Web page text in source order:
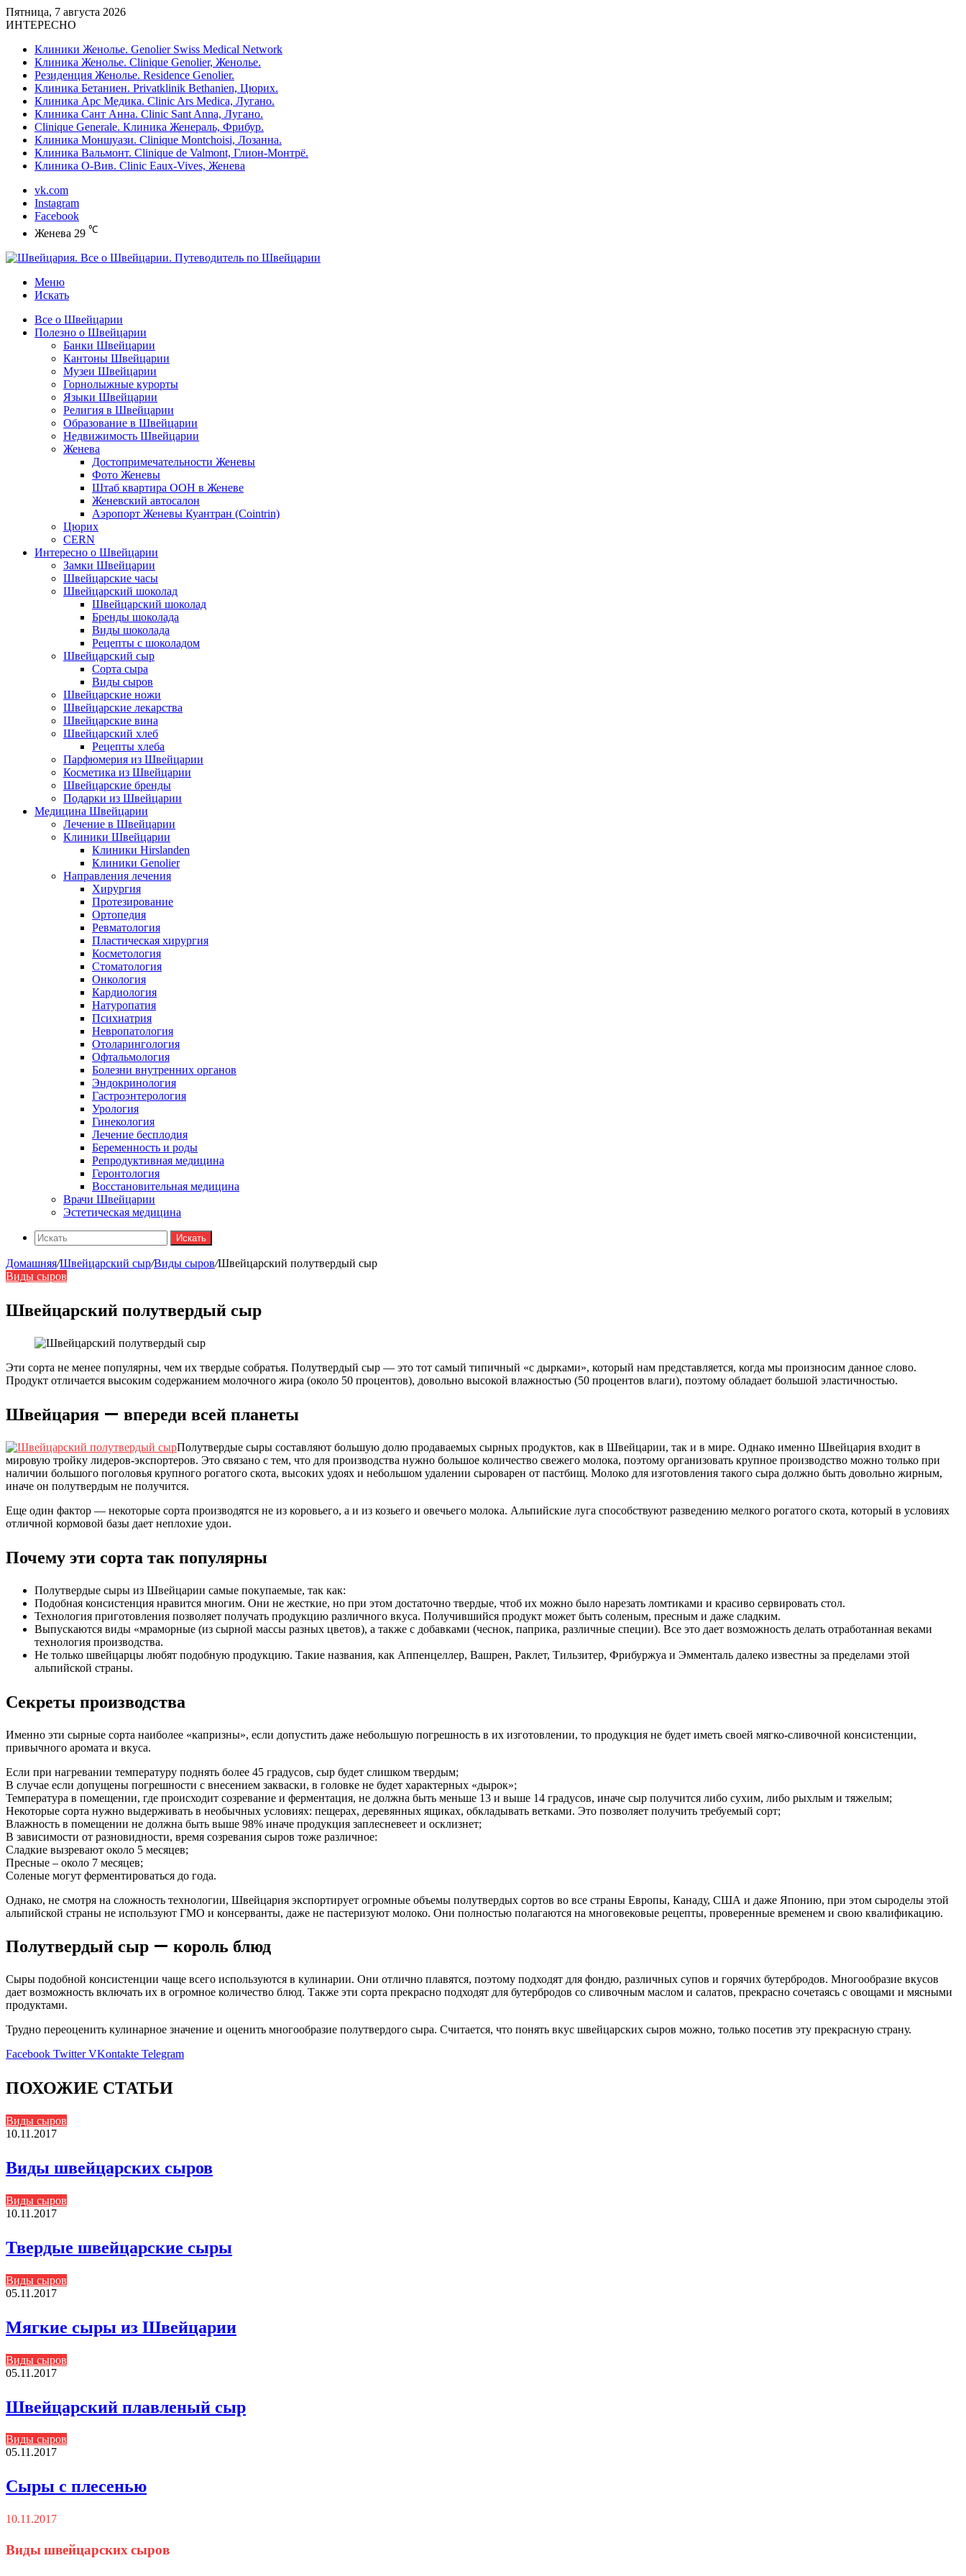
Пятница, 7 августа 2026
ИНТЕРЕСНО
Клиники Женолье. Genolier Swiss Medical Network
Клиника Женолье. Clinique Genolier, Женолье.
Резиденция Женолье. Residence Genolier.
Клиника Бетаниен. Privatklinik Bethanien, Цюрих.
Клиника Арс Медика. Clinic Ars Medica, Лугано.
Клиника Сант Анна. Clinic Sant Anna, Лугано.
Clinique Generale. Клиника Женераль, Фрибур.
Клиника Моншуази. Clinique Montchoisi, Лозанна.
Клиника Вальмонт. Clinique de Valmont, Глион-Монтрё.
Клиника О-Вив. Clinic Eaux-Vives, Женева
vk.com
Instagram
Facebook
Женева 29 ℃
Меню
Искать
Все о Швейцарии
Полезно о Швейцарии
Банки Швейцарии
Кантоны Швейцарии
Музеи Швейцарии
Горнолыжные курорты
Языки Швейцарии
Религия в Швейцарии
Образование в Швейцарии
Недвижимость Швейцарии
Женева
Достопримечательности Женевы
Фото Женевы
Штаб квартира ООН в Женеве
Женевский автосалон
Аэропорт Женевы Куантран (Cointrin)
Цюрих
CERN
Интересно о Швейцарии
Замки Швейцарии
Швейцарские часы
Швейцарский шоколад
Швейцарский шоколад
Бренды шоколада
Виды шоколада
Рецепты с шоколадом
Швейцарский сыр
Сорта сыра
Виды сыров
Швейцарские ножи
Швейцарские лекарства
Швейцарские вина
Швейцарский хлеб
Рецепты хлеба
Парфюмерия из Швейцарии
Косметика из Швейцарии
Швейцарские бренды
Подарки из Швейцарии
Медицина Швейцарии
Лечение в Швейцарии
Клиники Швейцарии
Клиники Hirslanden
Клиники Genolier
Направления лечения
Хирургия
Протезирование
Ортопедия
Ревматология
Пластическая хирургия
Косметология
Стоматология
Онкология
Кардиология
Натуропатия
Психиатрия
Невропатология
Отоларингология
Офтальмология
Болезни внутренних органов
Эндокринология
Гастроэнтерология
Урология
Гинекология
Лечение бесплодия
Беременность и роды
Репродуктивная медицина
Геронтология
Восстановительная медицина
Врачи Швейцарии
Эстетическая медицина
Искать
Домашняя/Швейцарский сыр/Виды сыров/Швейцарский полутвердый сыр
Виды сыров
Швейцарский полутвердый сыр
Эти сорта не менее популярны, чем их твердые собратья. Полутвердый сыр — это тот самый типичный «с дырками», который нам представляется, когда мы произносим данное слово.
Продукт отличается высоким содержанием молочного жира (около 50 процентов), довольно высокой влажностью (50 процентов влаги), поэтому обладает большой эластичностью.
Швейцария — впереди всей планеты
Полутвердые сыры составляют большую долю продаваемых сырных продуктов, как в Швейцарии, так и в мире. Однако именно Швейцария входит в
мировую тройку лидеров-экспортеров. Это связано с тем, что для производства нужно большое количество свежего молока, поэтому организовать крупное производство можно только при
наличии большого поголовья крупного рогатого скота, высоких удоях и небольшом удалении сыроварен от пастбищ. Молоко для изготовления такого сыра должно быть довольно жирным,
иначе он полутвердым не получится.
Еще один фактор — некоторые сорта производятся не из коровьего, а и из козьего и овечьего молока. Альпийские луга способствуют разведению мелкого рогатого скота, который в условиях
отличной кормовой базы дает неплохие удои.
Почему эти сорта так популярны
Полутвердые сыры из Швейцарии самые покупаемые, так как:
Подобная консистенция нравится многим. Они не жесткие, но при этом достаточно твердые, чтоб их можно было нарезать ломтиками и красиво сервировать стол.
Технология приготовления позволяет получать продукцию различного вкуса. Получившийся продукт может быть соленым, пресным и даже сладким.
Выпускаются виды «мраморные (из сырной массы разных цветов), а также с добавками (чеснок, паприка, различные специи). Все это дает возможность делать отработанная веками
технология производства.
Не только швейцарцы любят подобную продукцию. Такие названия, как Аппенцеллер, Вашрен, Раклет, Тильзитер, Фрибуржуа и Эмменталь далеко известны за пределами этой
альпийской страны.
Секреты производства
Именно эти сырные сорта наиболее «капризны», если допустить даже небольшую погрешность в их изготовлении, то продукция не будет иметь своей мягко-сливочной консистенции,
привычного аромата и вкуса.
Если при нагревании температуру поднять более 45 градусов, сыр будет слишком твердым;
В случае если допущены погрешности с внесением закваски, в головке не будет характерных «дырок»;
Температура в помещении, где происходит созревание и ферментация, не должна быть меньше 13 и выше 14 градусов, иначе сыр получится либо сухим, либо рыхлым и тяжелым;
Некоторые сорта нужно выдерживать в необычных условиях: пещерах, деревянных ящиках, обкладывать ветками. Это позволяет получить требуемый сорт;
Влажность в помещении не должна быть выше 98% иначе продукция заплесневеет и осклизнет;
В зависимости от разновидности, время созревания сыров тоже различное:
Сладкие вызревают около 5 месяцев;
Пресные – около 7 месяцев;
Соленые могут ферментироваться до года.
Однако, не смотря на сложность технологии, Швейцария экспортирует огромные объемы полутвердых сортов во все страны Европы, Канаду, США и даже Японию, при этом сыроделы этой
альпийской страны не используют ГМО и консерванты, даже не пастеризуют молоко. Они полностью полагаются на многовековые рецепты, проверенные временем и свою квалификацию.
Полутвердый сыр — король блюд
Сыры подобной консистенции чаще всего используются в кулинарии. Они отлично плавятся, поэтому подходят для фондю, различных супов и горячих бутербродов. Многообразие вкусов
дает возможность включать их в огромное количество блюд. Также эти сорта прекрасно подходят для бутербродов со сливочным маслом и салатов, прекрасно сочетаясь с овощами и мясными
продуктами.
Трудно переоценить кулинарное значение и оценить многообразие полутвердого сыра. Считается, что понять вкус швейцарских сыров можно, только посетив эту прекрасную страну.
Facebook Twitter VKontakte Telegram
ПОХОЖИЕ СТАТЬИ
Виды сыров
10.11.2017
Виды швейцарских сыров
Виды сыров
10.11.2017
Твердые швейцарские сыры
Виды сыров
05.11.2017
Мягкие сыры из Швейцарии
Виды сыров
05.11.2017
Швейцарский плавленый сыр
Виды сыров
05.11.2017
Сыры с плесенью
10.11.2017
Виды швейцарских сыров